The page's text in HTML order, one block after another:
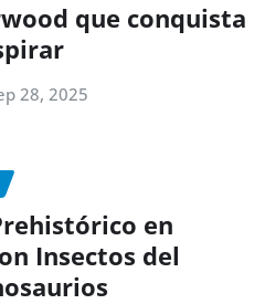
que conquista
28, 2025
en
Insectos del